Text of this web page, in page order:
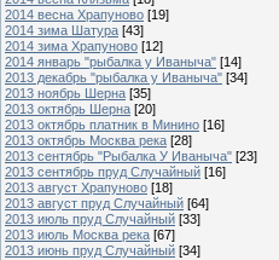
2014 весна Храпуново [19]
2014 зима Шатура [43]
2014 зима Храпуново [12]
2014 январь "рыбалка у Иваныча" [14]
2013 декабрь "рыбалка у Иваныча" [34]
2013 ноябрь Шерна [35]
2013 октябрь Шерна [20]
2013 октябрь платник в Минино [16]
2013 октябрь Москва река [28]
2013 сентябрь "Рыбалка У Иваныча" [23]
2013 сентябрь пруд Случайный [16]
2013 август Храпуново [18]
2013 август пруд Случайный [64]
2013 июль пруд Случайный [33]
2013 июль Москва река [67]
2013 июнь пруд Случайный [34]